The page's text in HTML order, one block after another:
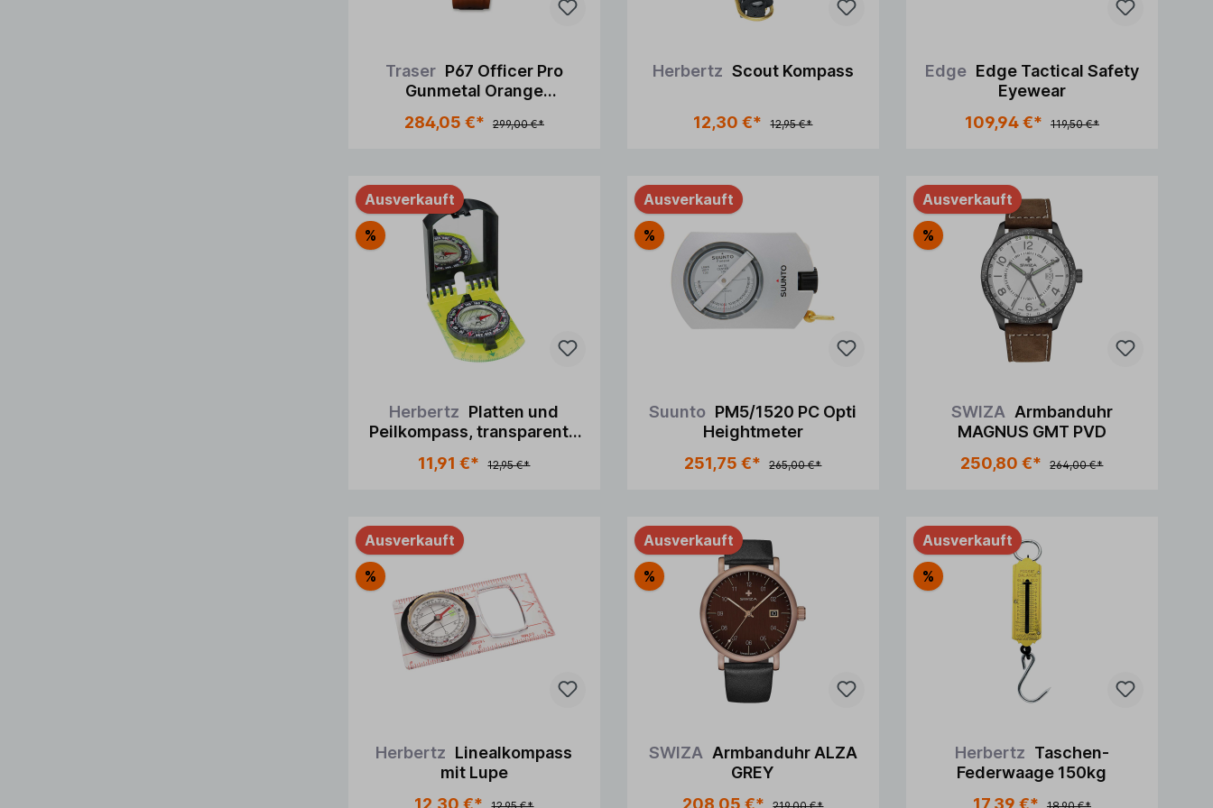
Traser P67 Officer Pro
Gunmetal Orange
284,05 €* 299,00 €*
Herbertz Scout Kompass
12,30 €* 12,95 €*
Edge Edge Tactical Safety
Eyewear
109,94 €*
119,50 €*
Ausverkauft
%
Herbertz Platten und
Peilkompass, transparente
11,91 €* 12,95 €*
Ausverkauft
%
Suunto PM5/1520 PC Opti
Heightmeter
251,75 €*
265,00 €*
Ausverkauft
%
SWIZA Armbanduhr
MAGNUS GMT PVD
250,80 €*
264,00 €*
Ausverkauft
%
Herbertz Linealkompass
mit Lupe
12,30 €*
Ausverkauft
%
SWIZA Armbanduhr ALZA
GREY
208,05 €*
Ausverkauft
%
Herbertz Taschen-
Federwaage 150kg
17,39 €*